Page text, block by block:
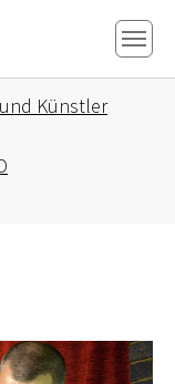
Künstler